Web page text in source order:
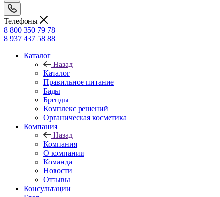
Телефоны
8 800 350 79 78
8 937 437 58 88
Каталог
Назад
Каталог
Правильное питание
Бады
Бренды
Комплекс решений
Органическая косметика
Компания
Назад
Компания
О компании
Команда
Новости
Отзывы
Консультации